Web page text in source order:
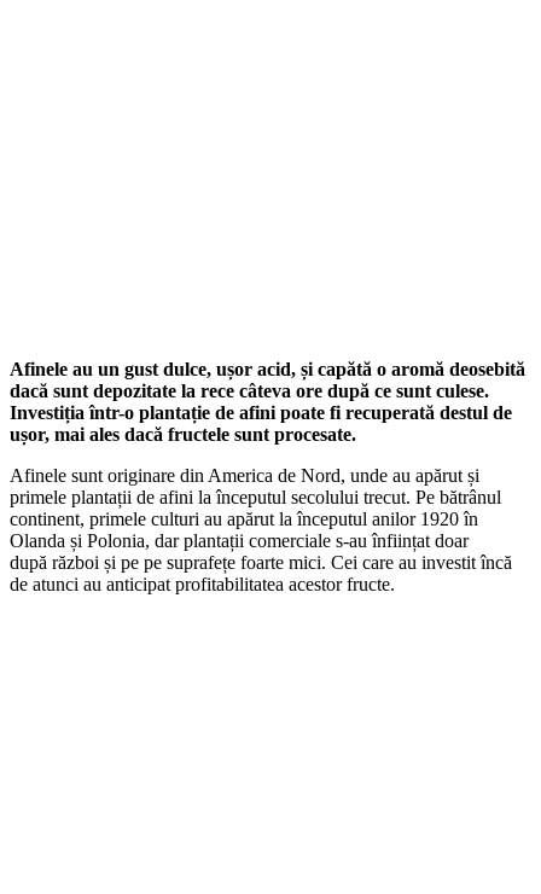
Afinele au un gust dulce, ușor acid, și capătă o aromă deosebită
dacă sunt depozitate la rece câteva ore după ce sunt culese.
Investiția într-o plantație de afini poate fi recuperată destul de
ușor, mai ales dacă fructele sunt procesate.
Afinele sunt originare din America de Nord, unde au apărut și
primele plantații de afini la începutul secolului trecut. Pe bătrânul
continent, primele culturi au apărut la începutul anilor 1920 în
Olanda și Polonia, dar plantații comerciale s‐au înființat doar
după război și pe pe suprafețe foarte mici. Cei care au investit încă
de atunci au anticipat profitabilitatea acestor fructe.